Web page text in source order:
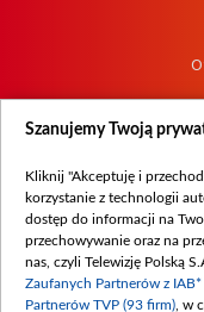
Szanujemy Twoją
Kliknij "Akceptuję i
korzystanie z technologii
dostęp do informacji na
przechowywanie oraz na
nas, czyli Telewizję Polską
Zaufanych Partnerów z
Partnerów TVP (93 firm) , w